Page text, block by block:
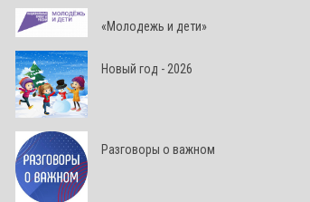
«Молодежь и дети»
Новый год - 2026
Разговоры о важном